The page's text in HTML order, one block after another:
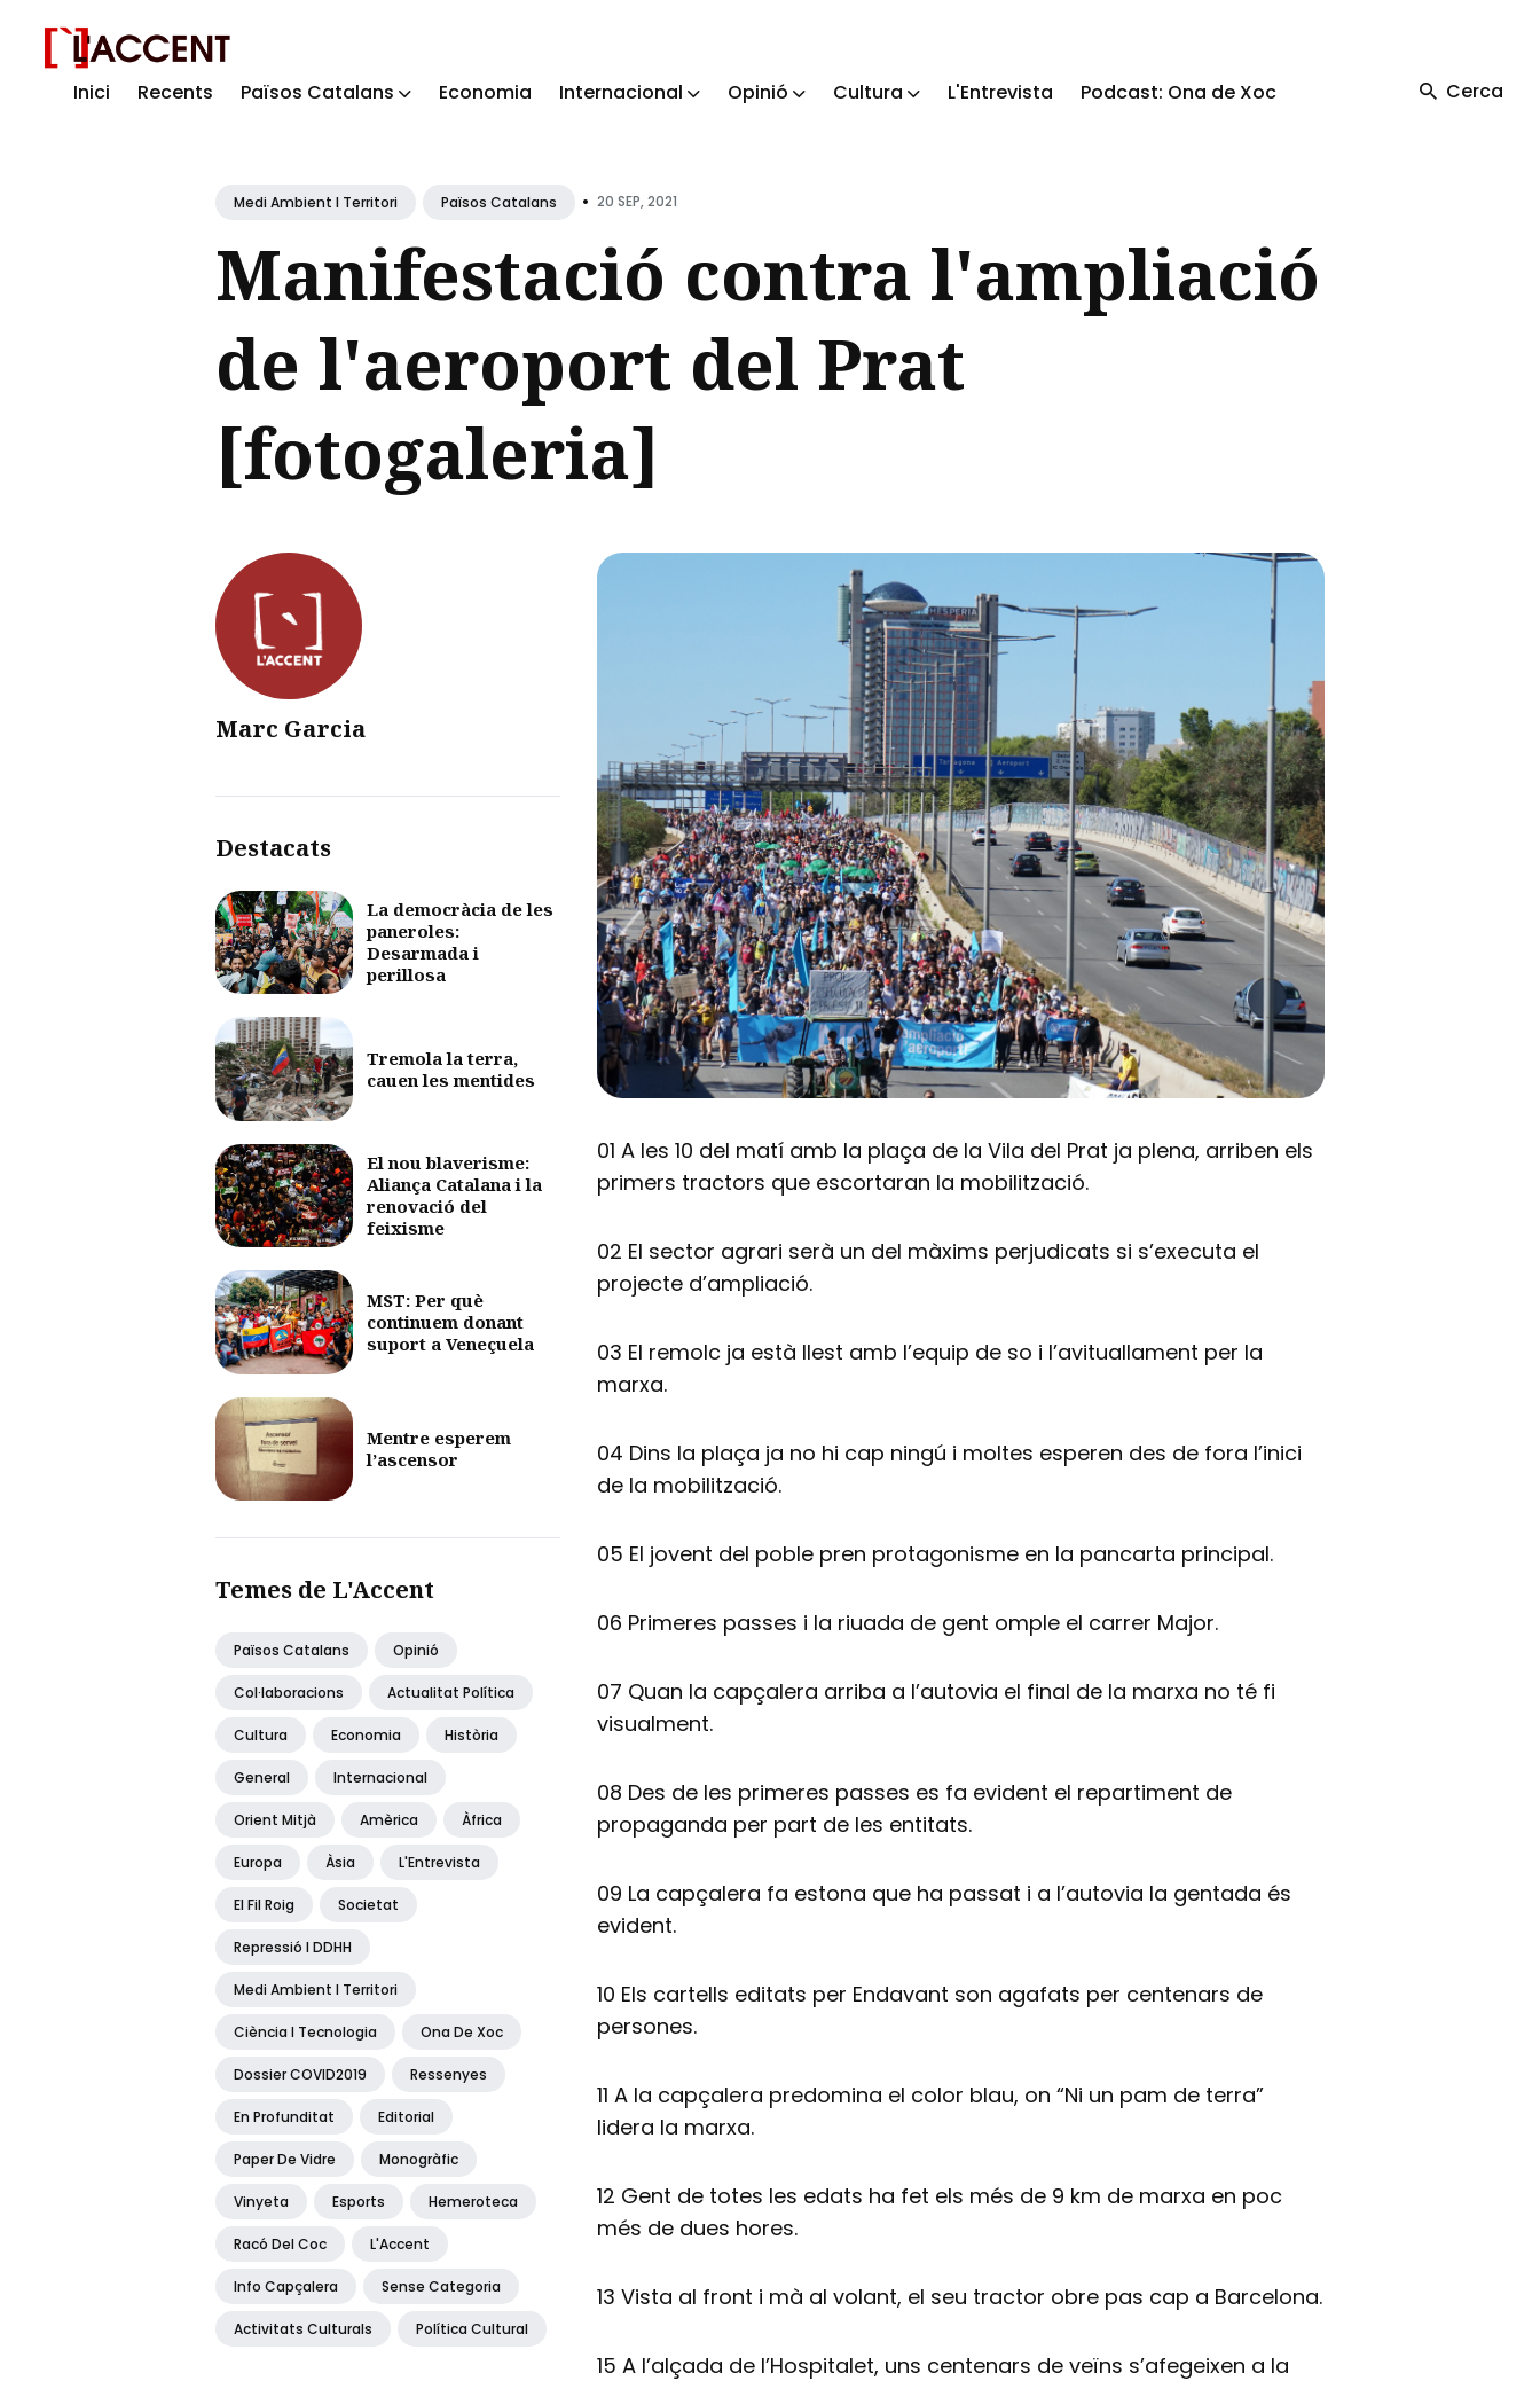
Inici Recents Països Catalans Economia Internacional Opinió Cultura L'Entrevista Podcast: Ona de Xoc Cerca
Blog
Medi Ambient I Territori Països Catalans • 20 SEP, 2021
Manifestació contra l'ampliació
de l'aeroport del Prat
[fotogaleria]
Marc Garcia
Destacats
La democràcia de les
paneroles:
Desarmada i
perillosa
Tremola la terra,
cauen les mentides
El nou blaverisme:
Aliança Catalana i la
renovació del
feixisme
MST: Per què
continuem donant
suport a Veneçuela
Mentre esperem
l’ascensor
Temes de L'Accent
Països Catalans Opinió
Col·laboracions Actualitat Política
Cultura Economia Història
General Internacional
Orient Mitjà Amèrica Àfrica
Europa Àsia L'Entrevista
El Fil Roig Societat
Repressió I DDHH
Medi Ambient I Territori
Ciència I Tecnologia Ona De Xoc
Dossier COVID2019 Ressenyes
En Profunditat Editorial
Paper De Vidre Monogràfic
Vinyeta Esports Hemeroteca
Racó Del Coc L'Accent
Info Capçalera Sense Categoria
Activitats Culturals Política Cultural
01 A les 10 del matí amb la plaça de la Vila del Prat ja plena, arriben els
primers tractors que escortaran la mobilització.
02 El sector agrari serà un del màxims perjudicats si s’executa el
projecte d’ampliació.
03 El remolc ja està llest amb l’equip de so i l’avituallament per la
marxa.
04 Dins la plaça ja no hi cap ningú i moltes esperen des de fora l’inici
de la mobilització.
05 El jovent del poble pren protagonisme en la pancarta principal.
06 Primeres passes i la riuada de gent omple el carrer Major.
07 Quan la capçalera arriba a l’autovia el final de la marxa no té fi
visualment.
08 Des de les primeres passes es fa evident el repartiment de
propaganda per part de les entitats.
09 La capçalera fa estona que ha passat i a l’autovia la gentada és
evident.
10 Els cartells editats per Endavant son agafats per centenars de
persones.
11 A la capçalera predomina el color blau, on “Ni un pam de terra”
lidera la marxa.
12 Gent de totes les edats ha fet els més de 9 km de marxa en poc
més de dues hores.
13 Vista al front i mà al volant, el seu tractor obre pas cap a Barcelona.
15 A l’alçada de l’Hospitalet, uns centenars de veïns s’afegeixen a la